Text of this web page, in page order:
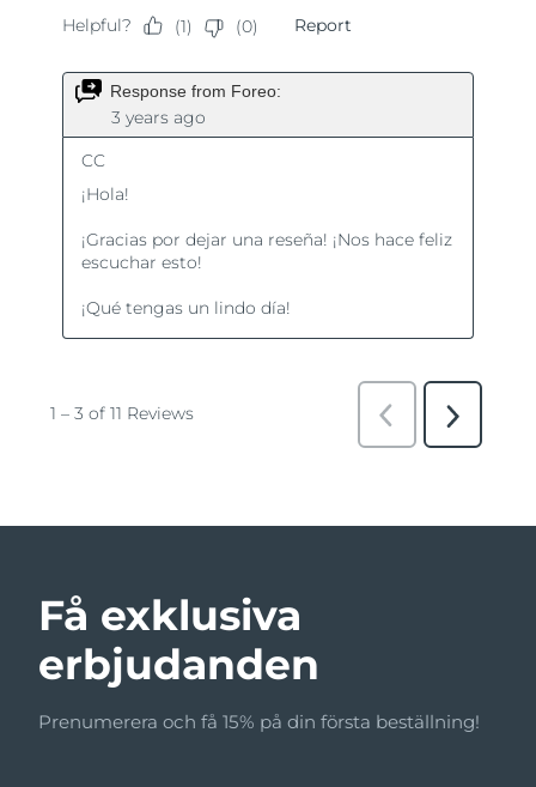
Få exklusiva
erbjudanden
Prenumerera och få 15% på din första beställning!